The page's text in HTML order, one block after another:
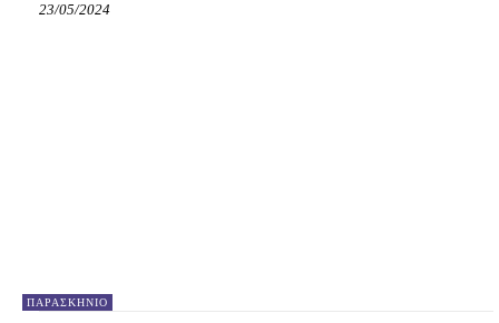
23/05/2024
ΠΑΡΑΣΚΉΝΙΟ